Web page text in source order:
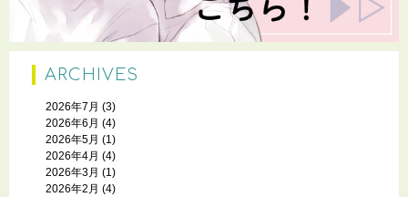
ARCHIVES
2026年7月 (3)
2026年6月 (4)
2026年5月 (1)
2026年4月 (4)
2026年3月 (1)
2026年2月 (4)